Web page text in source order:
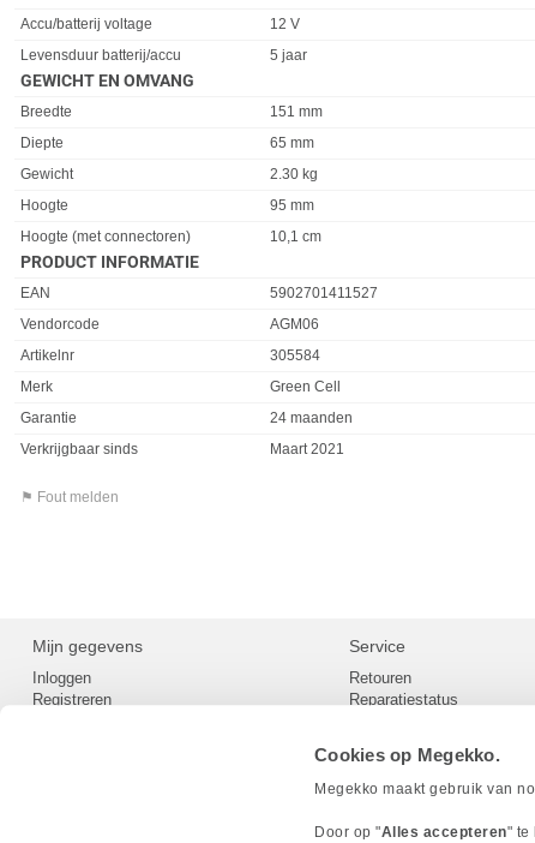
Cookies op Megekko.
Megekko maakt gebruik van
Door op "Alles accepteren" te
Eigenschap Waarde
Accu/batterij voltage
12 V
Levensduur batterij/accu
5 jaar
GEWICHT EN OMVANG
Eigenschap
Breedte
151 mm
Diepte
65 mm
Gewicht
2.30 kg
Hoogte
95 mm
Hoogte (met connectoren)
10,1 cm
PRODUCT INFORMATIE
EAN
5902701411527
Vendorcode
AGM06
Artikelnr
305584
Merk
Green Cell
Garantie
24 maanden
Verkrijgbaar sinds
Maart 2021
⚑ Fout melden
Mijn gegevens
Inloggen
Registreren
Service
Retouren
Reparatiestatus
Herroepingsrecht
Betaalmethoden
Megekko builds